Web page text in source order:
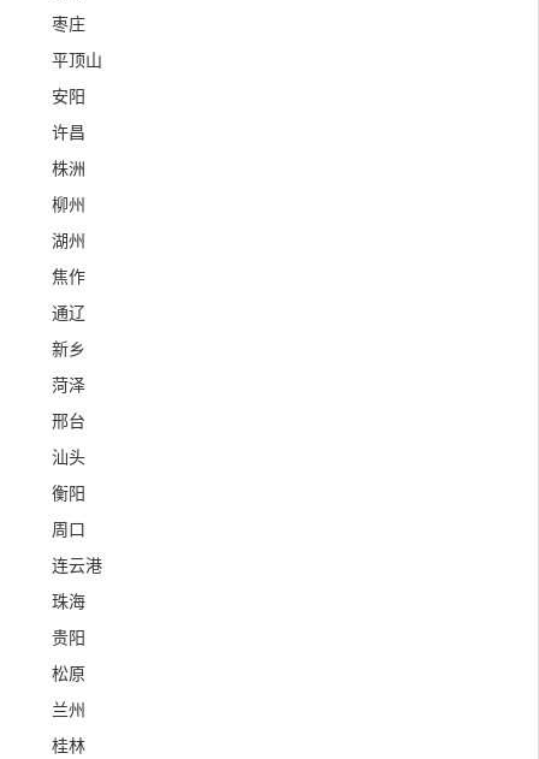
枣庄
平顶山
安阳
许昌
株洲
柳州
湖州
焦作
通辽
新乡
菏泽
邢台
汕头
衡阳
周口
连云港
珠海
贵阳
松原
兰州
桂林